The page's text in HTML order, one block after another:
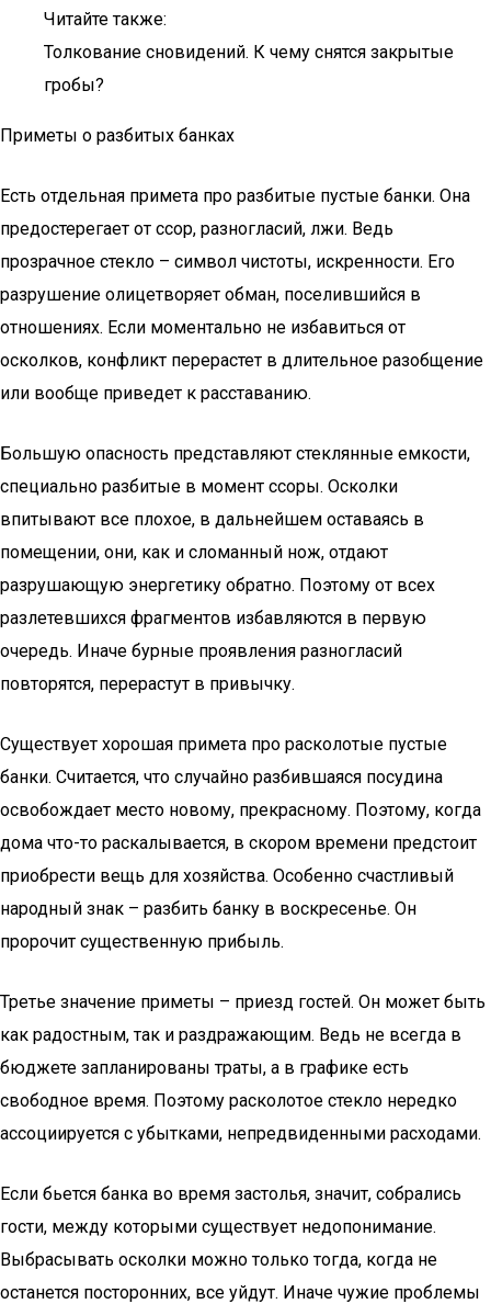
Читайте также:
Толкование сновидений. К чему снятся закрытые
гробы?
Приметы о разбитых банках
Есть отдельная примета про разбитые пустые банки. Она
предостерегает от ссор, разногласий, лжи. Ведь
прозрачное стекло – символ чистоты, искренности. Его
разрушение олицетворяет обман, поселившийся в
отношениях. Если моментально не избавиться от
осколков, конфликт перерастет в длительное разобщение
или вообще приведет к расставанию.
Большую опасность представляют стеклянные емкости,
специально разбитые в момент ссоры. Осколки
впитывают все плохое, в дальнейшем оставаясь в
помещении, они, как и сломанный нож, отдают
разрушающую энергетику обратно. Поэтому от всех
разлетевшихся фрагментов избавляются в первую
очередь. Иначе бурные проявления разногласий
повторятся, перерастут в привычку.
Существует хорошая примета про расколотые пустые
банки. Считается, что случайно разбившаяся посудина
освобождает место новому, прекрасному. Поэтому, когда
дома что-то раскалывается, в скором времени предстоит
приобрести вещь для хозяйства. Особенно счастливый
народный знак – разбить банку в воскресенье. Он
пророчит существенную прибыль.
Третье значение приметы – приезд гостей. Он может быть
как радостным, так и раздражающим. Ведь не всегда в
бюджете запланированы траты, а в графике есть
свободное время. Поэтому расколотое стекло нередко
ассоциируется с убытками, непредвиденными расходами.
Если бьется банка во время застолья, значит, собрались
гости, между которыми существует недопонимание.
Выбрасывать осколки можно только тогда, когда не
останется посторонних, все уйдут. Иначе чужие проблемы